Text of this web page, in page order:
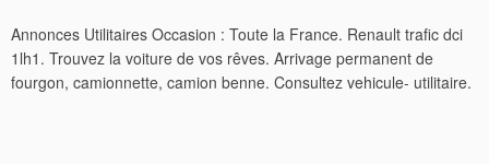
Annonces Utilitaires Occasion : Toute la France. Renault trafic dci
1lh1. Trouvez la voiture de vos rêves. Arrivage permanent de
fourgon, camionnette, camion benne. Consultez vehicule- utilitaire.